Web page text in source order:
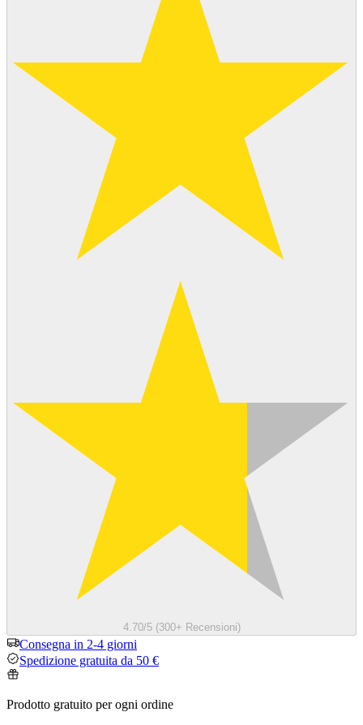
4.70/5 (300+ Recensioni)
Consegna in 2-4 giorni
Spedizione gratuita da 50 €
Prodotto gratuito per ogni ordine